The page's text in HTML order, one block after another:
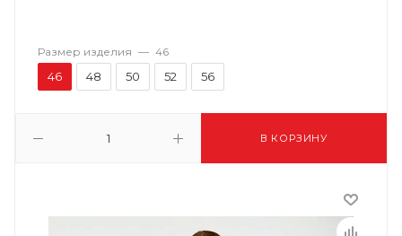
В КОРЗИНУ
Размер изделия — 46
46 48 50 52 56